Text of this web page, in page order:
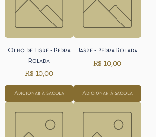
Olho de Tigre - Pedra
Rolada
Preço
R$ 10,00
Adicionar à sacola
Jaspe - Pedra Rolada
Preço
R$ 10,00
Adicionar à sacola